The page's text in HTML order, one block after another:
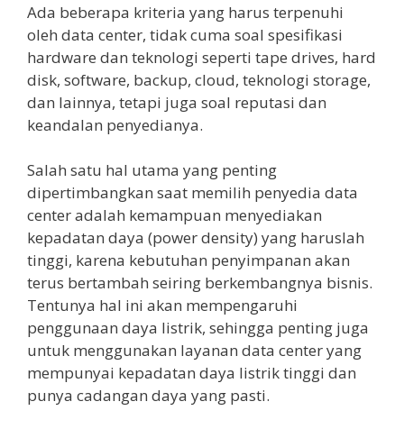
Ada beberapa kriteria yang harus terpenuhi
oleh data center, tidak cuma soal spesifikasi
hardware dan teknologi seperti tape drives, hard
disk, software, backup, cloud, teknologi storage,
dan lainnya, tetapi juga soal reputasi dan
keandalan penyedianya.
Salah satu hal utama yang penting
dipertimbangkan saat memilih penyedia data
center adalah kemampuan menyediakan
kepadatan daya (power density) yang haruslah
tinggi, karena kebutuhan penyimpanan akan
terus bertambah seiring berkembangnya bisnis.
Tentunya hal ini akan mempengaruhi
penggunaan daya listrik, sehingga penting juga
untuk menggunakan layanan data center yang
mempunyai kepadatan daya listrik tinggi dan
punya cadangan daya yang pasti.